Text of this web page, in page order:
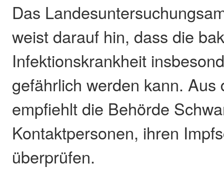
Das
weist darauf hin, dass die
Infektionskrankheit
gefährlich werden kann. Aus
empfiehlt die Behörde
Kontaktpersonen, ihren
überprüfen.